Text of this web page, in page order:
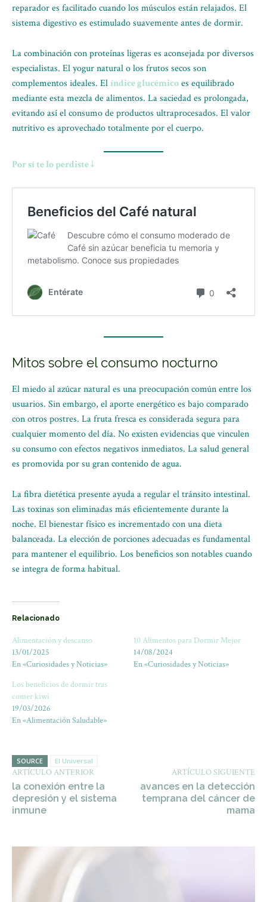
reparador es facilitado cuando los músculos están relajados. El
sistema digestivo es estimulado suavemente antes de dormir.
La combinación con proteínas ligeras es aconsejada por diversos
especialistas. El yogur natural o los frutos secos son
complementos ideales. Elíndice glucémicoes equilibrado
mediante esta mezcla de alimentos. La saciedad es prolongada,
evitando así el consumo de productos ultraprocesados. El valor
nutritivo es aprovechado totalmente por el cuerpo.
Por sí te lo perdiste ↓
Mitos sobre el consumo nocturno
El miedo al azúcar natural es una preocupación común entre los
usuarios. Sin embargo, el aporte energético es bajo comparado
con otros postres. La fruta fresca es considerada segura para
cualquier momento del día. No existen evidencias que vinculen
su consumo con efectos negativos inmediatos. La salud general
es promovida por su gran contenido de agua.
La fibra dietética presente ayuda a regular el tránsito intestinal.
Las toxinas son eliminadas más eficientemente durante la
noche. El bienestar físico es incrementado con una dieta
balanceada. La elección de porciones adecuadas es fundamental
para mantener el equilibrio. Los beneficios son notables cuando
se integra de forma habitual.
Relacionado
Alimentación y descanso
13/01/2025
En «Curiosidades y Noticias»
10 Alimentos para Dormir Mejor
14/08/2024
En «Curiosidades y Noticias»
Los beneficios de dormir tras
comer kiwi
19/03/2026
En «Alimentación Saludable»
SOURCE El Universal
ARTÍCULO ANTERIOR
la conexión entre la
depresión y el sistema
inmune
ARTÍCULO SIGUIENTE
avances en la detección
temprana del cáncer de
mama